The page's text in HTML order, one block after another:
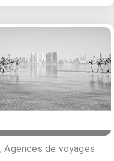
Agences de voyages